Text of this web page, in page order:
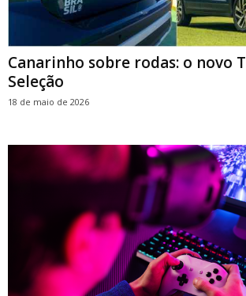
Canarinho sobre rodas: o novo
Seleção
18 de maio de 2026